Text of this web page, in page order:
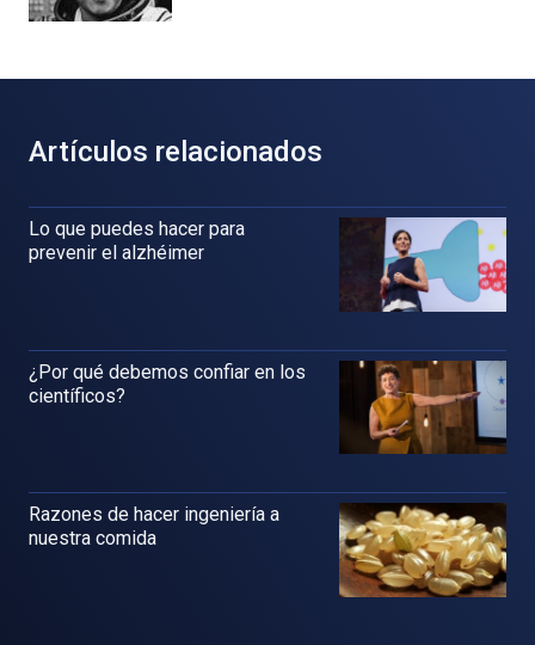
Artículos relacionados
Lo que puedes hacer para
prevenir el alzhéimer
¿Por qué debemos confiar en los
científicos?
Razones de hacer ingeniería a
nuestra comida